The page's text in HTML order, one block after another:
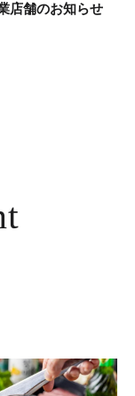
店舗のお知らせ